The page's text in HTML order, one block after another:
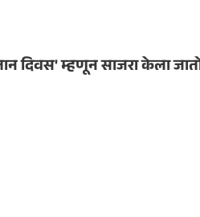
दिवस' म्हणून साजरा केला